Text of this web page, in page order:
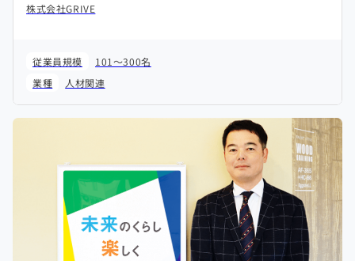
株式会社GRIVE
従業員規模
101～300名
業種
人材関連